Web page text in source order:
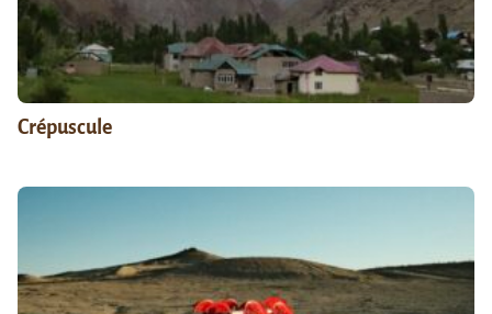
Crépuscule